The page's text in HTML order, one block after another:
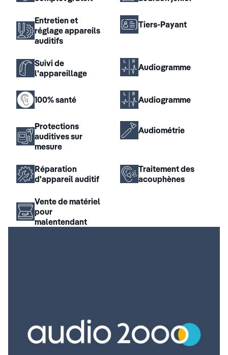
Entretien et
réglage appareils
auditifs
Tiers-Payant
Suivi de
l'appareillage
Audiogramme
100% santé Audiogramme
Protections
auditives sur
mesure
Audiométrie
Réparation
d'appareil auditif
Traitement des
acouphènes
Vente de matériel
pour
malentendant